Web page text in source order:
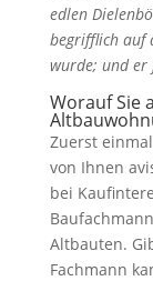
edlen
begrifflich auf
wurde; und er
Worauf Sie
Zuerst
von Ihnen
bei
Altbauten.
Fachmann